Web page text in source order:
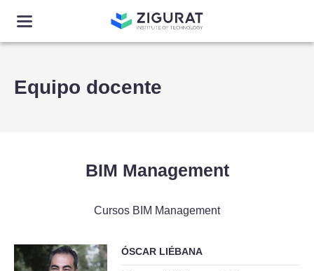
Equipo docente
BIM Management
Cursos BIM Management
ÓSCAR LIÉBANA